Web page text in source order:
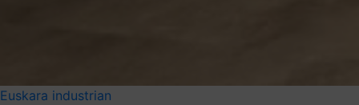
Euskara industrian